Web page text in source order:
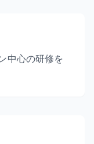
中心の研修を